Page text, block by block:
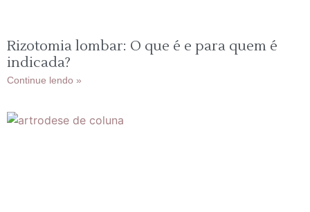
Rizotomia lombar: O que é e para quem é
indicada?
Continue lendo »